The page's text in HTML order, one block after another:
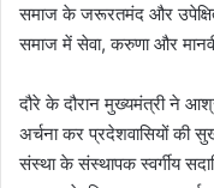
समाज के जरूरतमंद और उपेक्षित
समाज में सेवा, करुणा और
दौरे के दौरान मुख्यमंत्री ने
अर्चना कर प्रदेशवासियों की
संस्था के संस्थापक स्वर्गीय